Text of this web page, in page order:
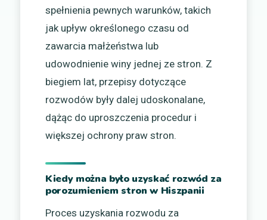
spełnienia pewnych warunków, takich
jak upływ określonego czasu od
zawarcia małżeństwa lub
udowodnienie winy jednej ze stron. Z
biegiem lat, przepisy dotyczące
rozwodów były dalej udoskonalane,
dążąc do uproszczenia procedur i
większej ochrony praw stron.
Kiedy można było uzyskać rozwód za
porozumieniem stron w Hiszpanii
Proces uzyskania rozwodu za